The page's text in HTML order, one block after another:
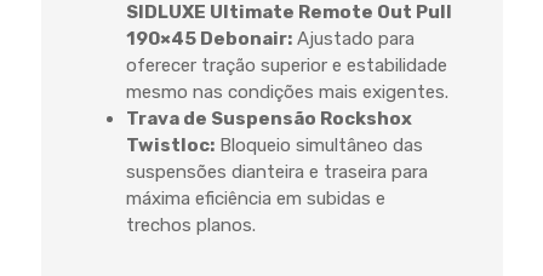
SIDLUXE Ultimate Remote Out Pull
190×45 Debonair:Ajustado para
oferecer tração superior e estabilidade
mesmo nas condições mais exigentes.
Trava de Suspensão Rockshox
Twistloc:Bloqueio simultâneo das
suspensões dianteira e traseira para
máxima eficiência em subidas e
trechos planos.